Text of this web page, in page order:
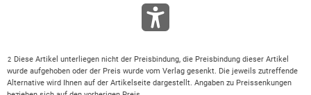
2
Diese Artikel unterliegen nicht der Preisbindung, die Preisbindung dieser Artikel
wurde aufgehoben oder der Preis wurde vom Verlag gesenkt. Die jeweils zutreffende
Alternative wird Ihnen auf der Artikelseite dargestellt. Angaben zu Preissenkungen